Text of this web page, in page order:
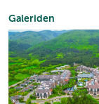
Galeriden